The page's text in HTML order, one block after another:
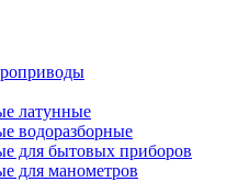
латунные
водоразборные
для бытовых приборов
для манометров